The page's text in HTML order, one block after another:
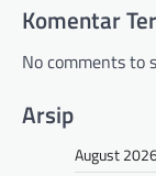
Komentar
No comments to
Arsip
August